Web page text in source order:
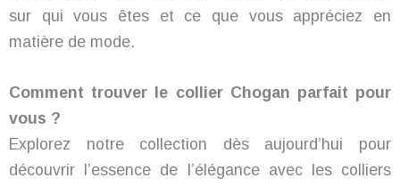
sur qui vous êtes et ce que vous appréciez en
matière de mode.
Comment trouver le collier Chogan parfait pour
vous ?
Explorez notre collection dès aujourd’hui pour
découvrir l’essence de l’élégance avec les colliers